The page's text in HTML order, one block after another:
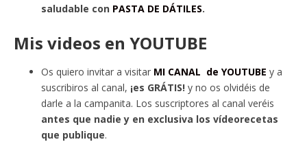
saludable con PASTA DE DÁTILES.
Mis videos en YOUTUBE
Os quiero invitar a visitar MI CANAL de YOUTUBE y a
suscribiros al canal, ¡es GRÁTIS! y no os olvidéis de
darle a la campanita. Los suscriptores al canal veréis
antes que nadie y en exclusiva los vídeorecetas
que publique.